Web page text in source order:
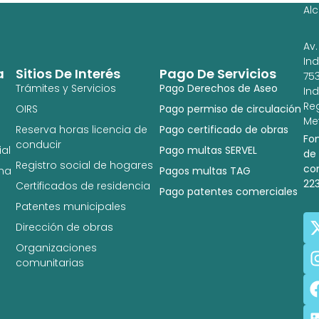
Pago De Servicios
Pago Derechos de Aseo
Pago permiso de circulación
Pago certificado de obras
Pago multas SERVEL
Pagos multas TAG
Pago patentes comerciales
Sitios De Interés
Trámites y Servicios
OIRS
Reserva horas licencia de
conducir
Registro social de hogares
Certificados de residencia
Patentes municipales
Dirección de obras
Organizaciones
comunitarias
Av.
de